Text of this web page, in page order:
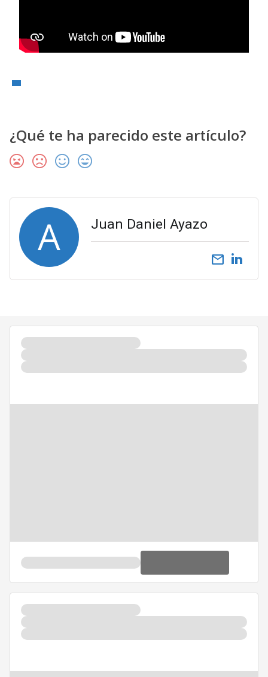
¿Qué te ha parecido este artículo?
A Juan Daniel Ayazo
email